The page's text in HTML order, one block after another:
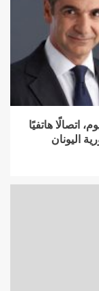
اتصالًا هاتفيًا
اليونان